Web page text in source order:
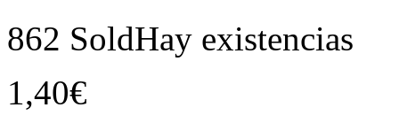
862 SoldHay existencias
1,40€